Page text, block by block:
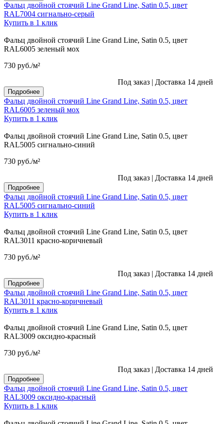
Фальц двойной стоячий Line Grand Line, Satin 0.5, цвет
RAL7004 сигнально-серый
Купить в 1 клик
Фальц двойной стоячий Line Grand Line, Satin 0.5, цвет
RAL6005 зеленый мох
730 руб./м²
Под заказ | Доставка 14 дней
Подробнее
Фальц двойной стоячий Line Grand Line, Satin 0.5, цвет
RAL6005 зеленый мох
Купить в 1 клик
Фальц двойной стоячий Line Grand Line, Satin 0.5, цвет
RAL5005 сигнально-синий
730 руб./м²
Под заказ | Доставка 14 дней
Подробнее
Фальц двойной стоячий Line Grand Line, Satin 0.5, цвет
RAL5005 сигнально-синий
Купить в 1 клик
Фальц двойной стоячий Line Grand Line, Satin 0.5, цвет
RAL3011 красно-коричневый
730 руб./м²
Под заказ | Доставка 14 дней
Подробнее
Фальц двойной стоячий Line Grand Line, Satin 0.5, цвет
RAL3011 красно-коричневый
Купить в 1 клик
Фальц двойной стоячий Line Grand Line, Satin 0.5, цвет
RAL3009 оксидно-красный
730 руб./м²
Под заказ | Доставка 14 дней
Подробнее
Фальц двойной стоячий Line Grand Line, Satin 0.5, цвет
RAL3009 оксидно-красный
Купить в 1 клик